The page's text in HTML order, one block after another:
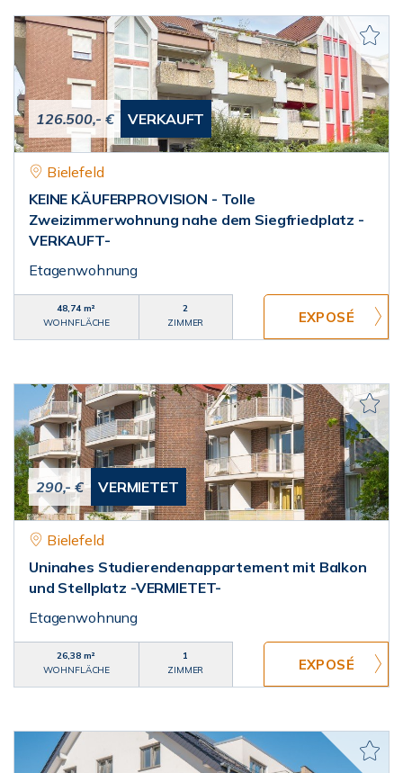
126.500,- € VERKAUFT
Bielefeld
KEINE KÄUFERPROVISION - Tolle
Zweizimmerwohnung nahe dem Siegfriedplatz -
VERKAUFT-
Etagenwohnung
48,74 m²
WOHNFLÄCHE
2
ZIMMER
290,- € VERMIETET
Bielefeld
Uninahes Studierendenappartement mit Balkon
und Stellplatz -VERMIETET-
Etagenwohnung
26,38 m²
WOHNFLÄCHE
1
ZIMMER